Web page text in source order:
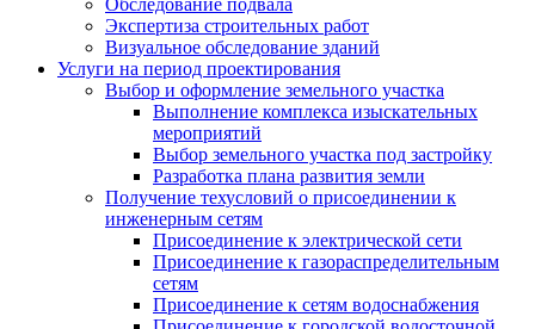
Экспертиза строительных работ
Визуальное обследование зданий
Услуги на период проектирования
Выбор и оформление земельного участка
Выполнение комплекса изыскательных
мероприятий
Выбор земельного участка под застройку
Разработка плана развития земли
Получение техусловий о присоединении к
инженерным сетям
Присоединение к электрической сети
Присоединение к газораспределительным
сетям
Присоединение к сетям водоснабжения